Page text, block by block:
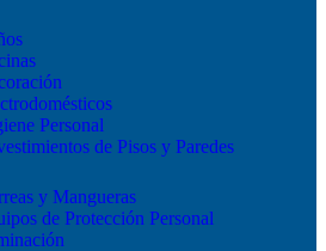
Personal
de Pisos y Paredes
y Mangueras
de Protección Personal